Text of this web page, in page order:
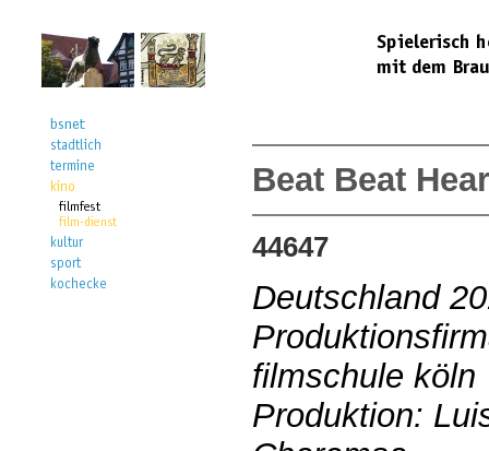
Beat Beat
44647
Deutschland
filmschule köln
Produktion: